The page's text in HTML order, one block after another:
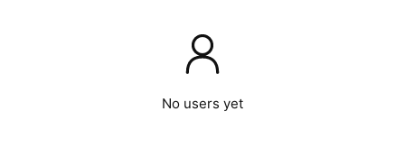
No users yet